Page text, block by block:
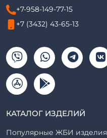
+7-958-149-77-15
+7 (3432) 43-65-13
КАТАЛОГ ИЗДЕЛИЙ
Популярные ЖБИ изделия